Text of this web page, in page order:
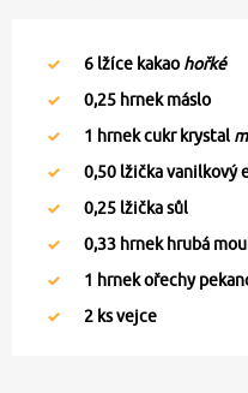
6 lžíce kakao hořké
0,25 hrnek máslo
1 hrnek cukr krystal
0,50 lžička vanilkový
0,25 lžička sůl
0,33 hrnek hrubá
1 hrnek ořechy
2 ks vejce